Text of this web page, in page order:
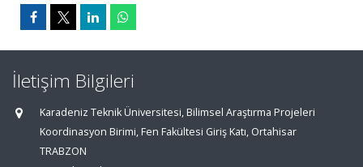
İletişim Bilgileri
Karadeniz Teknik Üniversitesi, Bilimsel Araştırma Projeleri
Koordinasyon Birimi, Fen Fakültesi Giriş Katı, Ortahisar
TRABZON